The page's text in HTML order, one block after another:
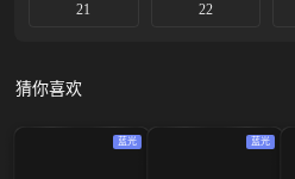
21 22
猜你喜欢
蓝光 蓝光